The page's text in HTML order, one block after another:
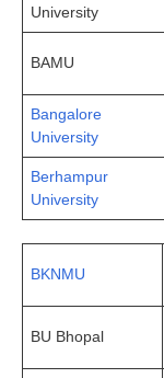
University
BAMU
Bangalore
University
Berhampur
University
BKNMU
BU Bhopal